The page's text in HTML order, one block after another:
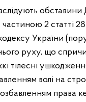
2 статті
України
руху, що
тілесні
волі на
права